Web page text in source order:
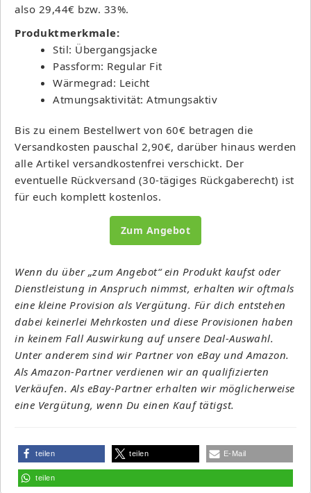
also 29,44€ bzw. 33%.
Produktmerkmale:
Stil: Übergangsjacke
Passform: Regular Fit
Wärmegrad: Leicht
Atmungsaktivität: Atmungsaktiv
Bis zu einem Bestellwert von 60€ betragen die
Versandkosten pauschal 2,90€, darüber hinaus werden
alle Artikel versandkostenfrei verschickt. Der
eventuelle Rückversand (30-tägiges Rückgaberecht) ist
für euch komplett kostenlos.
Zum Angebot
Wenn du über „zum Angebot“ ein Produkt kaufst oder
Dienstleistung in Anspruch nimmst, erhalten wir oftmals
eine kleine Provision als Vergütung. Für dich entstehen
dabei keinerlei Mehrkosten und diese Provisionen haben
in keinem Fall Auswirkung auf unsere Deal-Auswahl.
Unter anderem sind wir Partner von eBay und Amazon.
Als Amazon-Partner verdienen wir an qualifizierten
Verkäufen. Als eBay-Partner erhalten wir möglicherweise
eine Vergütung, wenn Du einen Kauf tätigst.
teilen teilen E-Mail
teilen